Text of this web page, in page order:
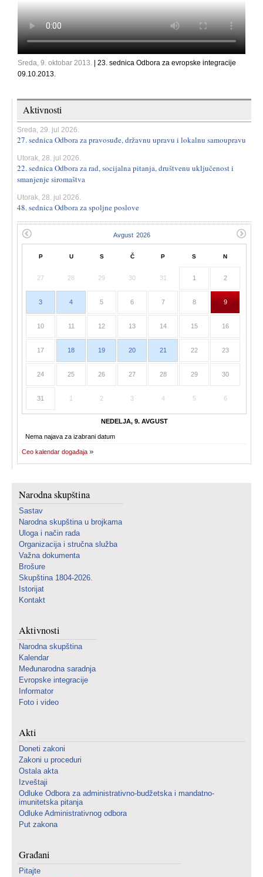
Sreda, 9. oktobar 2013.
| 23. sednica Odbora za evropske integracije
09.10.2013.
Aktivnosti
Sreda, 29. jul 2026.
27. sednica Odbora za pravosuđe, državnu upravu i lokalnu samoupravu
Utorak, 28. jul 2026.
22. sednica Odbora za rad, socijalna pitanja, društvenu uključenost i
smanjenje siromaštva
Utorak, 28. jul 2026.
48. sednica Odbora za spoljne poslove
P U S Č P S N
27 28 29 30 31 1 2
3 4 5 6 7 8 9
10 11 12 13 14 15 16
17 18 19 20 21 22 23
24 25 26 27 28 29 30
31 1 2 3 4 5 6
NEDELJA, 9. AVGUST
Nema najava za izabrani datum
Ceo kalendar događaja
Narodna skupština
Sastav
Narodna skupština u brojkama
Uloga i način rada
Organizacija i stručna služba
Važna dokumenta
Brošure
Skupština 1804-2026.
Istorijat
Kontakt
Aktivnosti
Narodna skupština
Kalendar
Međunarodna saradnja
Evropske integracije
Informator
Foto i video
Akti
Doneti zakoni
Zakoni u proceduri
Ostala akta
Izveštaji
Odluke Odbora za administrativno-budžetska i mandatno-
imunitetska pitanja
Odluke Administrativnog odbora
Put zakona
Građani
Pitajte